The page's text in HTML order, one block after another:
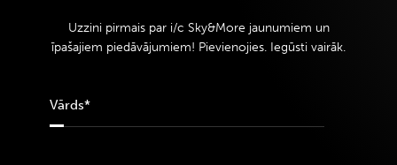
Uzzini pirmais par i/c Sky&More jaunumiem un
īpašajiem piedāvājumiem! Pievienojies. Iegūsti vairāk.